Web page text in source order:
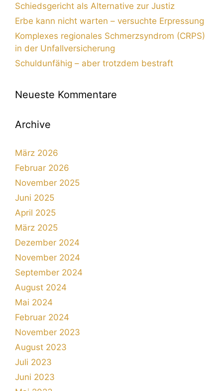
Schiedsgericht als Alternative zur Justiz
Erbe kann nicht warten – versuchte Erpressung
Komplexes regionales Schmerzsyndrom (CRPS)
in der Unfallversicherung
Schuldunfähig – aber trotzdem bestraft
Neueste Kommentare
Archive
März 2026
Februar 2026
November 2025
Juni 2025
April 2025
März 2025
Dezember 2024
November 2024
September 2024
August 2024
Mai 2024
Februar 2024
November 2023
August 2023
Juli 2023
Juni 2023